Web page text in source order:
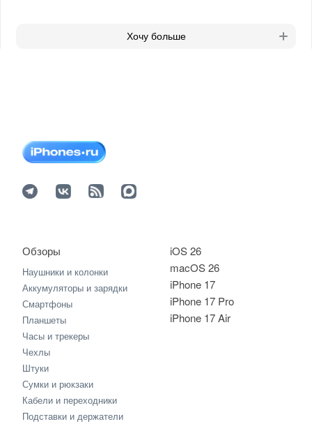
Хочу больше
iOS 26
macOS 26
iPhone 17
iPhone 17 Pro
iPhone 17 Air
Обзоры
Наушники и колонки
Аккумуляторы и зарядки
Смартфоны
Планшеты
Часы и трекеры
Чехлы
Штуки
Сумки и рюкзаки
Кабели и переходники
Подставки и держатели